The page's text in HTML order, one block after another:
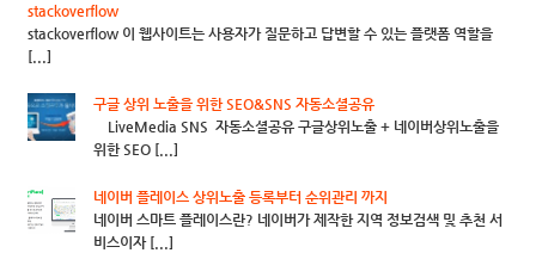
stackoverflow
stackoverflow 이 웹사이트는 사용자가 질문하고 답변할 수 있는 플랫폼 역할을
[...]
구글 상위 노출을 위한 SEO&SNS 자동소셜공유
LiveMedia SNS 자동소셜공유 구글상위노출 + 네이버상위노출을
위한 SEO [...]
네이버 플레이스 상위노출 등록부터 순위관리 까지
네이버 스마트 플레이스란? 네이버가 제작한 지역 정보검색 및 추천 서
비스이자 [...]